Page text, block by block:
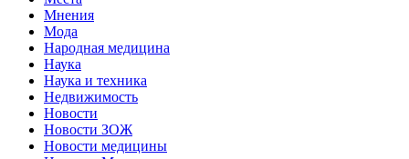
Мнения
Мода
Народная медицина
Наука
Наука и техника
Недвижимость
Новости
Новости ЗОЖ
Новости медицины